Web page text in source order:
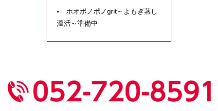
ホオポノポノgrit～よもぎ蒸し
温活～準備中